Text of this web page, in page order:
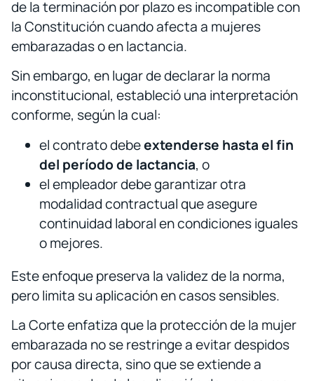
de la terminación por plazo es incompatible con
la Constitución cuando afecta a mujeres
embarazadas o en lactancia.
Sin embargo, en lugar de declarar la norma
inconstitucional, estableció una interpretación
conforme, según la cual:
el contrato debeextenderse hasta el fin
del período de lactancia, o
el empleador debe garantizar otra
modalidad contractual que asegure
continuidad laboral en condiciones iguales
o mejores.
Este enfoque preserva la validez de la norma,
pero limita su aplicación en casos sensibles.
La Corte enfatiza que la protección de la mujer
embarazada no se restringe a evitar despidos
por causa directa, sino que se extiende a